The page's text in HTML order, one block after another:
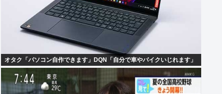
オタク「パソコン自作できます」DQN「自分で車やバイクいじれます」